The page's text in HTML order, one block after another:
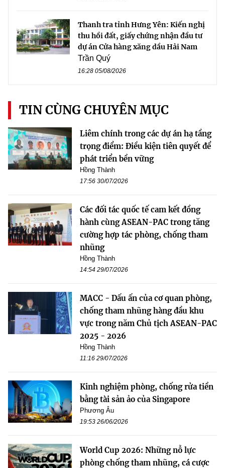
Thanh tra tỉnh Hưng Yên: Kiến nghị
thu hồi đất, giấy chứng nhận đầu tư
dự án Cửa hàng xăng dầu Hải Nam
Trần Quý
16:28 05/08/2026
TIN CÙNG CHUYÊN MỤC
Liêm chính trong các dự án hạ tầng
trọng điểm: Điều kiện tiên quyết để
phát triển bền vững
Hồng Thành
17:56 30/07/2026
Các đối tác quốc tế cam kết đồng
hành cùng ASEAN-PAC trong tăng
cường hợp tác phòng, chống tham
nhũng
Hồng Thành
14:54 29/07/2026
MACC - Dấu ấn của cơ quan phòng,
chống tham nhũng hàng đầu khu
vực trong năm Chủ tịch ASEAN-PAC
2025 - 2026
Hồng Thành
11:16 29/07/2026
Kinh nghiệm phòng, chống rửa tiền
bằng tài sản ảo của Singapore
Phương Âu
19:53 26/06/2026
World Cup 2026: Những nỗ lực
phòng chống tham nhũng, cá cược